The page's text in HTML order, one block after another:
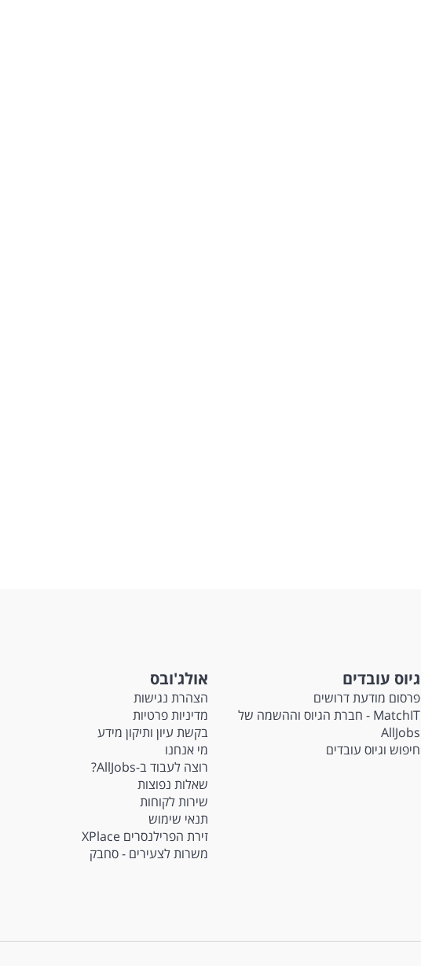
גיוס עובדים
פרסום מודעת דרושים
MatchIT - חברת הגיוס וההשמה של
AllJobs
חיפוש וגיוס עובדים
אולג'ובס
הצהרת נגישות
מדיניות פרטיות
בקשת עיון ותיקון מידע
מי אנחנו
רוצה לעבוד ב-AllJobs?
שאלות נפוצות
שירות לקוחות
תנאי שימוש
זירת הפרילנסרים XPlace
משרות לצעירים - סחבק